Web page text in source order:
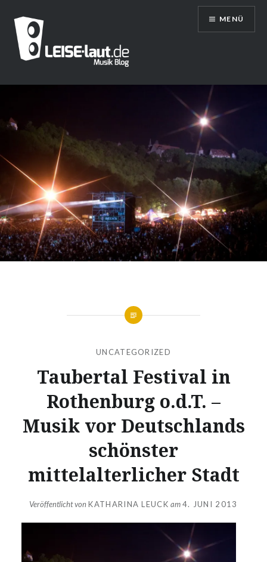
zum
Inhalt
LEISE/laut – Musik Blog
MENÜ
UNCATEGORIZED
Taubertal Festival in
Rothenburg o.d.T. –
Musik vor Deutschlands
schönster
mittelalterlicher Stadt
Veröffentlicht vonKATHARINA LEUCK am4. JUNI 2013